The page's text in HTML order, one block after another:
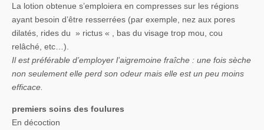
La lotion obtenue s’emploiera en compresses sur les régions
ayant besoin d’être resserrées (par exemple, nez aux pores
dilatés, rides du » rictus « , bas du visage trop mou, cou
relâché, etc…).
Il est préférable d’employer l’aigremoine fraîche : une fois sèche
non seulement elle perd son odeur mais elle est un peu moins
efficace.
premiers soins des foulures
En décoction